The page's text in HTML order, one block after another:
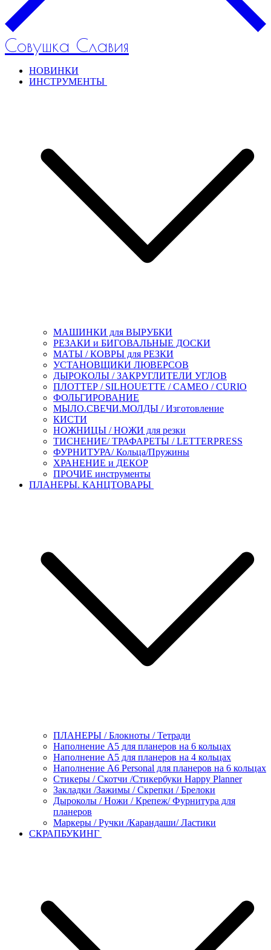
Совушка Славия
НОВИНКИ
ИНСТРУМЕНТЫ
МАШИНКИ для ВЫРУБКИ
РЕЗАКИ и БИГОВАЛЬНЫЕ ДОСКИ
МАТЫ / КОВРЫ для РЕЗКИ
УСТАНОВЩИКИ ЛЮВЕРСОВ
ДЫРОКОЛЫ / ЗАКРУГЛИТЕЛИ УГЛОВ
ПЛОТТЕР / SILHOUETTE / CAMEO / CURIO
ФОЛЬГИРОВАНИЕ
МЫЛО.СВЕЧИ.МОЛДЫ / Изготовление
КИСТИ
НОЖНИЦЫ / НОЖИ для резки
ТИСНЕНИЕ/ ТРАФАРЕТЫ / LETTERPRESS
ФУРНИТУРА/ Кольца/Пружины
ХРАНЕНИЕ и ДЕКОР
ПРОЧИЕ инструменты
ПЛАНЕРЫ. КАНЦТОВАРЫ
ПЛАНЕРЫ / Блокноты / Тетради
Наполнение А5 для планеров на 6 кольцах
Наполнение А5 для планеров на 4 кольцах
Наполнение А6 Personal для планеров на 6 кольцах
Стикеры / Скотчи /Стикербуки Happy Planner
Закладки /Зажимы / Скрепки / Брелоки
Дыроколы / Ножи / Крепеж/ Фурнитура для
планеров
Маркеры / Ручки /Карандаши/ Ластики
СКРАПБУКИНГ